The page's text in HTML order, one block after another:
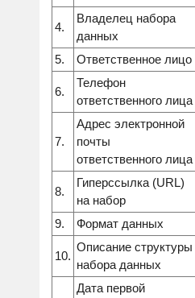
4.
Владелец набора
данных
5.
Ответственное лицо
6.
Телефон
ответственного лица
7.
Адрес электронной
почты
ответственного лица
8.
Гиперссылка (URL)
на набор
9. Формат данных
10.
Описание структуры
набора данных
Дата первой